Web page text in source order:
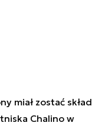
miał zostać skład
Chalino w